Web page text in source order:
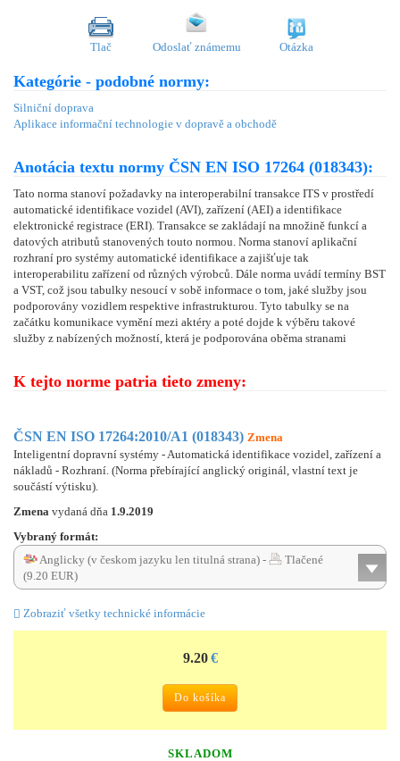
Tlač Odoslať známemu Otázka
Kategórie - podobné normy:
Silniční doprava
Aplikace informační technologie v dopravě a obchodě
Anotácia textu normy ČSN EN ISO 17264 (018343):
Tato norma stanoví požadavky na interoperabilní transakce ITS v prostředí
automatické identifikace vozidel (AVI), zařízení (AEI) a identifikace
elektronické registrace (ERI). Transakce se zakládají na množině funkcí a
datových atributů stanovených touto normou. Norma stanoví aplikační
rozhraní pro systémy automatické identifikace a zajišťuje tak
interoperabilitu zařízení od různých výrobců. Dále norma uvádí termíny BST
a VST, což jsou tabulky nesoucí v sobě informace o tom, jaké služby jsou
podporovány vozidlem respektive infrastrukturou. Tyto tabulky se na
začátku komunikace vymění mezi aktéry a poté dojde k výběru takové
služby z nabízených možností, která je podporována oběma stranami
K tejto norme patria tieto zmeny:
ČSN EN ISO 17264:2010/A1 (018343) Zmena
Inteligentní dopravní systémy - Automatická identifikace vozidel, zařízení a
nákladů - Rozhraní. (Norma přebírající anglický originál, vlastní text je
součástí výtisku).
Zmena vydaná dňa 1.9.2019
Vybraný formát:
Anglicky (v českom jazyku len titulná strana) -
Tlačené
(9.20 EUR)
Zobraziť všetky technické informácie
9.20 €
Do košíka
SKLADOM